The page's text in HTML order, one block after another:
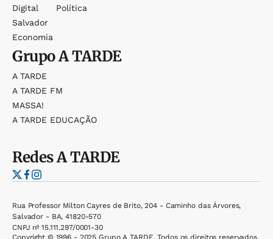
Digital
Salvador
Economia
Política
GrupoA TARDE
A TARDE
A TARDE FM
MASSA!
A TARDE EDUCAÇÃO
RedesA TARDE
Rua Professor Milton Cayres de Brito, 204 - Caminho das Árvores,
Salvador - BA, 41820-570
CNPJ nº 15.111.297/0001-30
Copyright © 1996 - 2025 Grupo A TARDE. Todos os direitos reservados.